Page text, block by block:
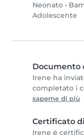
Neonato •
Adolescente
Irene ha
completato i
saperne di più
Certificato
Irene è